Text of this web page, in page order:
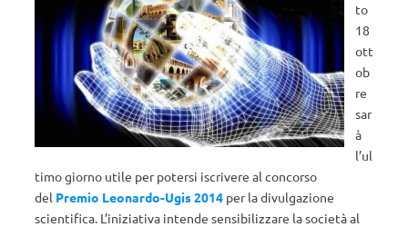
to
18
ott
ob
re
sar
à
l’ul
timo giorno utile per potersi iscrivere al concorso
del Premio Leonardo-Ugis 2014 per la divulgazione
scientifica. L’iniziativa intende sensibilizzare la società al